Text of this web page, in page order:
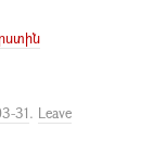
31. Leave